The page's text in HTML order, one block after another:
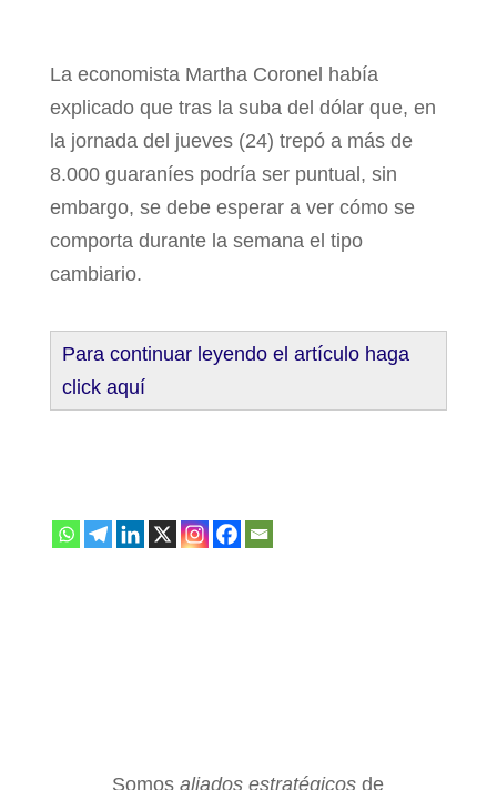
La economista Martha Coronel había
explicado que tras la suba del dólar que, en
la jornada del jueves (24) trepó a más de
8.000 guaraníes podría ser puntual, sin
embargo, se debe esperar a ver cómo se
comporta durante la semana el tipo
cambiario.
Para continuar leyendo el artículo haga
click aquí
Somosaliados estratégicos de